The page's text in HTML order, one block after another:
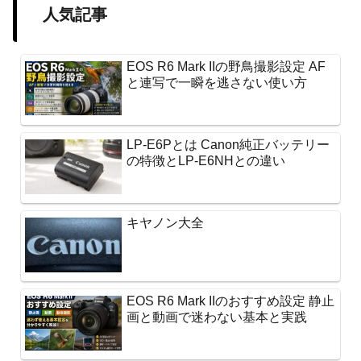
人気記事
EOS R6 Mark IIの野鳥撮影設定 AF
と連写で一瞬を逃さない使い方
LP-E6Pとは Canon純正バッテリー
の特徴とLP-E6NHとの違い
キヤノン大全
EOS R6 Mark IIのおすすめ設定 静止
画と動画で迷わない基本と実践